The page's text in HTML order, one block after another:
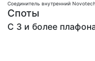
Соединитель внутренний
Споты
С 3 и более